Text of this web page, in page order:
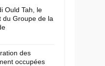
Ould Tah, le
du Groupe de la
des
occupées